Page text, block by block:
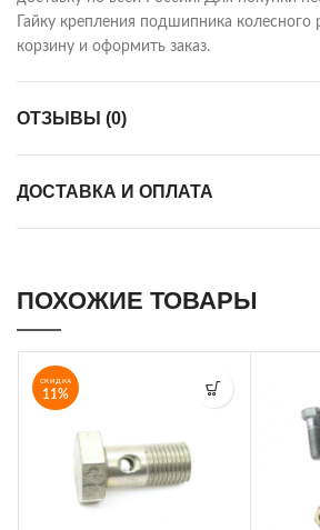
Гайку крепления подшипника колесного
корзину и оформить заказ.
ОТЗЫВЫ (0)
ДОСТАВКА И ОПЛАТА
ПОХОЖИЕ ТОВАРЫ
СКИДКА
11%